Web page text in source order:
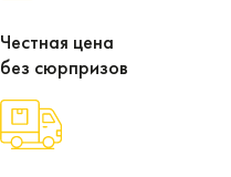
Честная цена
без сюрпризов